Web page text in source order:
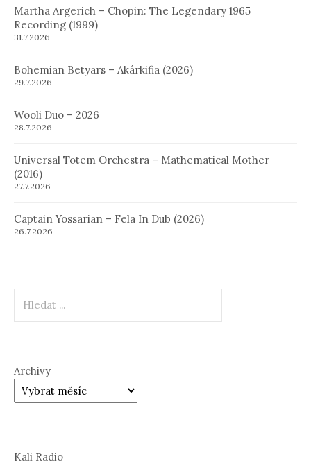
Martha Argerich – Chopin: The Legendary 1965
Recording (1999)
31.7.2026
Bohemian Betyars – Akárkifia (2026)
29.7.2026
Wooli Duo – 2026
28.7.2026
Universal Totem Orchestra – Mathematical Mother
(2016)
27.7.2026
Captain Yossarian – Fela In Dub (2026)
26.7.2026
Archivy
Kali Radio